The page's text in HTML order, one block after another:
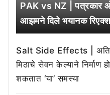
PAK vs NZ | पत्रकार
आझमने दिले भयानक
Salt Side Effects |
मिठाचे सेवन केल्याने निर्माण
शकतात ‘या’ समस्या